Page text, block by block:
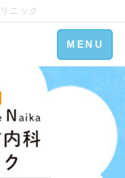
ニック
Toggle
navigation
MENU